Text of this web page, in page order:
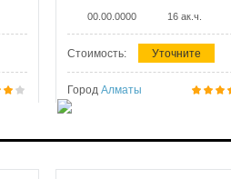
00.00.0000 16 ак.ч.
Стоимость: Уточните
Город Алматы